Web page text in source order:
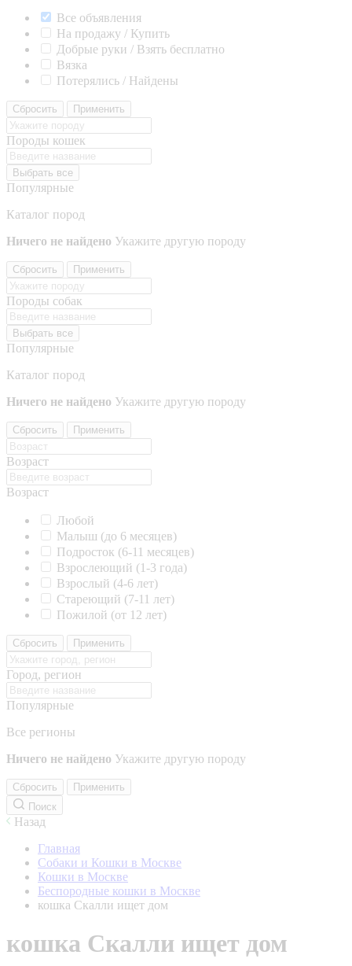
Все объявления
На продажу / Купить
Добрые руки / Взять бесплатно
Вязка
Потерялись / Найдены
Сбросить Применить
Породы кошек
Выбрать все
Популярные
Каталог пород
Ничего не найдено Укажите другую породу
Сбросить Применить
Породы собак
Выбрать все
Популярные
Каталог пород
Ничего не найдено Укажите другую породу
Сбросить Применить
Возраст
Возраст
Любой
Малыш (до 6 месяцев)
Подросток (6-11 месяцев)
Взрослеющий (1-3 года)
Взрослый (4-6 лет)
Стареющий (7-11 лет)
Пожилой (от 12 лет)
Сбросить Применить
Город, регион
Популярные
Все регионы
Ничего не найдено Укажите другую породу
Сбросить
Применить
Поиск
Назад
Главная
Собаки и Кошки в Москве
Кошки в Москве
Беспородные кошки в Москве
кошка Скалли ищет дом
кошка Скалли ищет дом